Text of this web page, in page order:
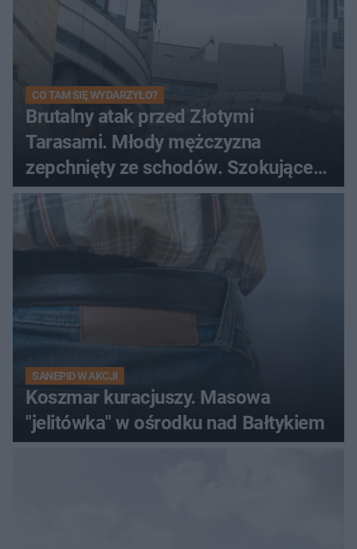
CO TAM SIĘ WYDARZYŁO?
Brutalny atak przed Złotymi
Tarasami. Młody mężczyzna
zepchnięty ze schodów. Szokujące
nagranie krąży po sieci
SANEPID W AKCJI
Koszmar kuracjuszy. Masowa
"jelitówka" w ośrodku nad Bałtykiem